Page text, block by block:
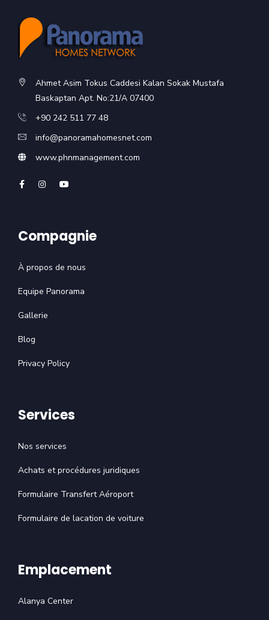
Ahmet Asim Tokus Caddesi Kalan Sokak Mustafa
Baskaptan Apt. No:21/A 07400
+90 242 511 77 48
info@panoramahomesnet.com
www.phnmanagement.com
Compagnie
À propos de nous
Equipe Panorama
Gallerie
Blog
Privacy Policy
Services
Nos services
Achats et procédures juridiques
Formulaire Transfert Aéroport
Formulaire de lacation de voiture
Emplacement
Alanya Center